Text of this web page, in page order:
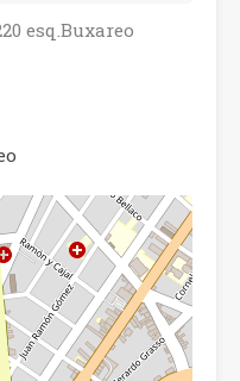
esq.Buxareo